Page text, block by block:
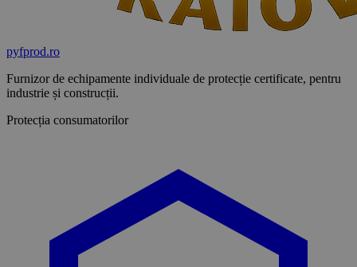
pyfprod.ro
Furnizor de echipamente individuale de protecție certificate, pentru
industrie și construcții.
Protecția consumatorilor